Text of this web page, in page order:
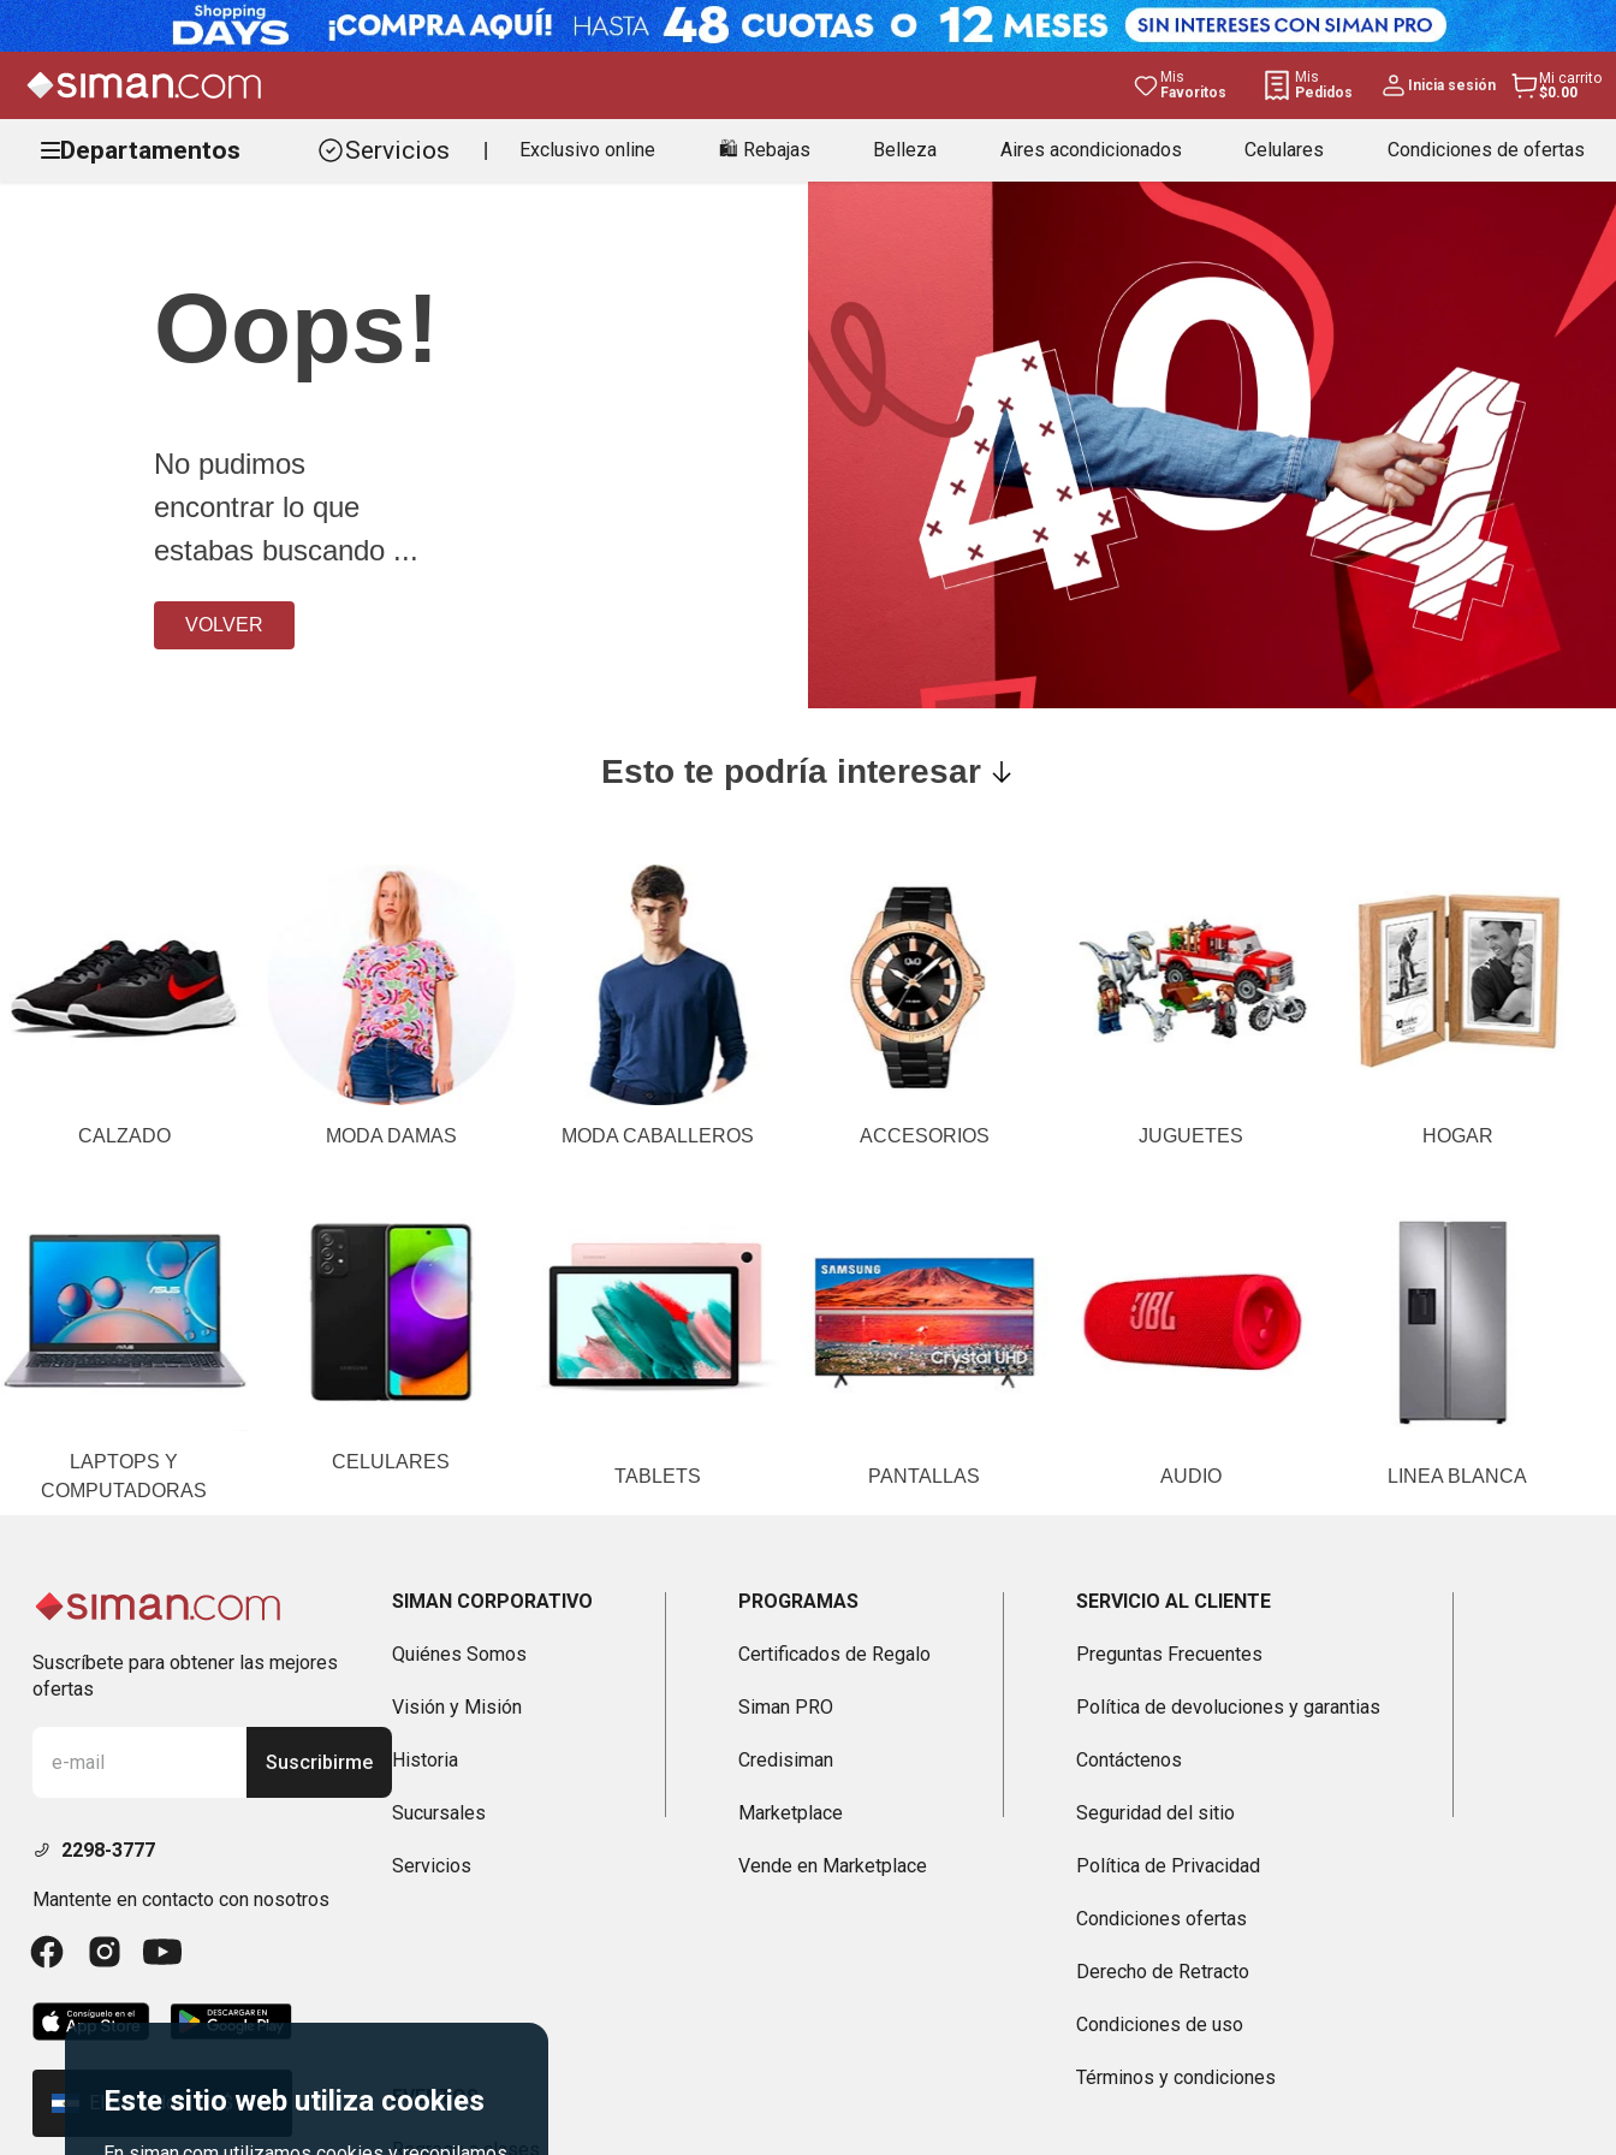
Mis
Favoritos
Mis
Pedidos
Inicia sesión
Mi carrito
$0.00
Departamentos Servicios Exclusivo online 🛍️ Rebajas Belleza Aires acondicionados Celulares Condiciones de ofertas
Este sitio web utiliza cookies
Oops!
No pudimos
encontrar lo que
estabas buscando ...
VOLVER
Esto te podría interesar
CALZADO MODA DAMAS MODA CABALLEROS ACCESORIOS JUGUETES HOGAR
LAPTOPS Y
COMPUTADORAS
CELULARES
TABLETS PANTALLAS AUDIO LINEA BLANCA
Suscríbete para obtener las mejores
ofertas
Suscribirme
2298-3777
Mantente en contacto con nosotros
El Salvador | US$
SIMAN CORPORATIVO
Quiénes Somos
Visión y Misión
Historia
Sucursales
Servicios
PROGRAMAS
Certificados de Regalo
Siman PRO
Credisiman
Marketplace
Vende en Marketplace
SERVICIO AL CLIENTE
Preguntas Frecuentes
Política de devoluciones y garantias
Contáctenos
Seguridad del sitio
Política de Privacidad
Condiciones ofertas
Derecho de Retracto
Condiciones de uso
Términos y condiciones
EVENTOS
Regreso a clases